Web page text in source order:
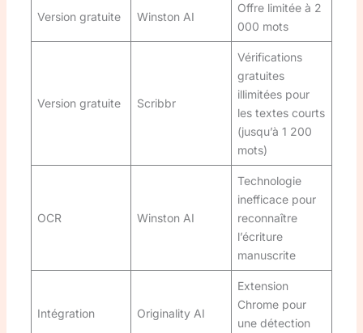
Version gratuite Winston AI
Offre limitée à 2
000 mots
Version gratuite Scribbr
Vérifications
gratuites
illimitées pour
les textes courts
(jusqu’à 1 200
mots)
OCR Winston AI
Technologie
inefficace pour
reconnaître
l’écriture
manuscrite
Intégration Originality AI
Extension
Chrome pour
une détection